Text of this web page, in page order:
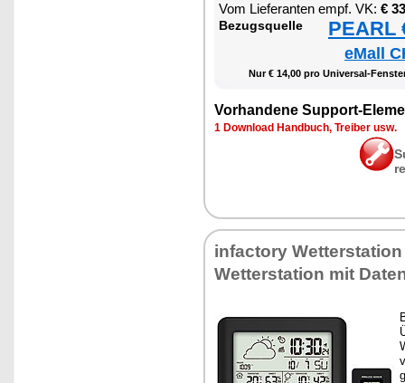
Vom Lie­fe­ran­ten empf. VK: €
Be­zugs­quel­le PEARL
eMall
Nur € 14,00 pro Uni­ver­sal-
Vor­han­de­ne Sup­port-
1 Down­load Hand­buch, Trei­ber usw.
in­fac­to­ry
Wet­ter­sta­ti­on mit